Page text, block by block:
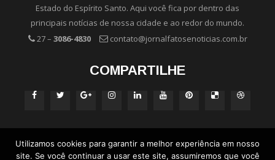
Estado do Espírito Santo. Aqui você fica por dentro das
principais notícias de nossa cidade e ao redor do mundo.
27 – 3086-4830 contato@jornalfatosenoticias.com.br
COMPARTILHE
Utilizamos cookies para garantir a melhor experiência em nosso
site. Se você continuar a usar este site, assumiremos que você